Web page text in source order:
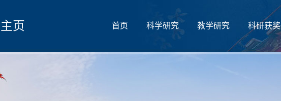
页 首页 科学研究 教学研究 科研获奖